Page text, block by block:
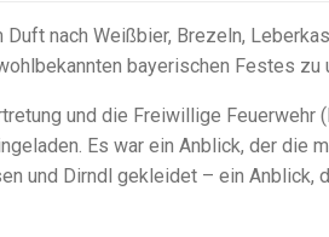
nach Weißbier, Brezeln,
bayerischen Festes zu
und die Freiwillige Feuerwehr
Es war ein Anblick, der die
und Dirndl gekleidet – ein Anblick,